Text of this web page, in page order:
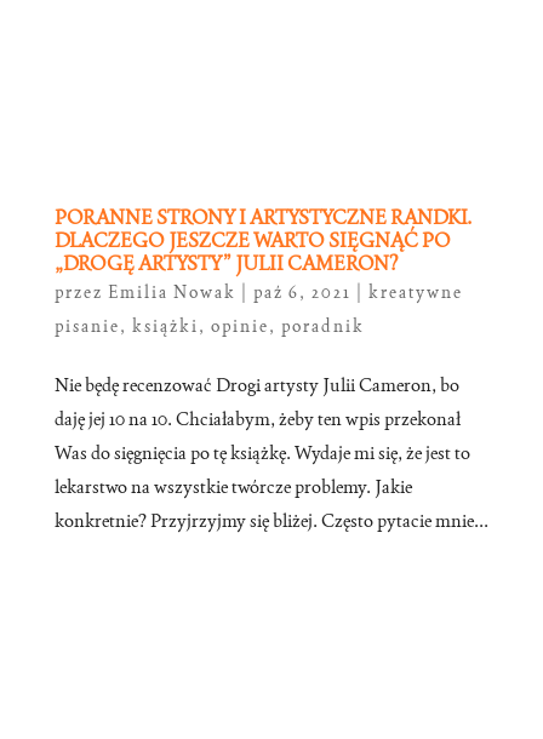
PORANNE STRONY I ARTYSTYCZNE RANDKI.
DLACZEGO JESZCZE WARTO SIĘGNĄĆ PO
„DROGĘ ARTYSTY” JULII CAMERON?
przez Emilia Nowak paź 6, 2021
kreatywne
pisanie, książki, opinie, poradnik
Nie będę recenzować Drogi artysty Julii Cameron, bo
daję jej 10 na 10. Chciałabym, żeby ten wpis przekonał
Was do sięgnięcia po tę książkę. Wydaje mi się, że jest to
lekarstwo na wszystkie twórcze problemy. Jakie
konkretnie? Przyjrzyjmy się bliżej. Często pytacie mnie...